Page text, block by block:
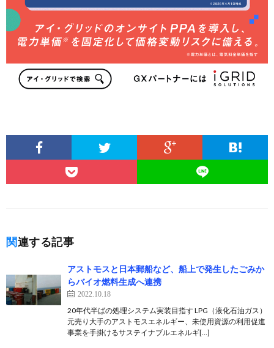
関連する記事
アストモスと日本郵船など、船上で発生したごみか
らバイオ燃料生成へ連携
2022.10.18
20年代半ばの処理システム実装目指す LPG（液化石油ガス）
元売り大手のアストモスエネルギー、未使用資源の利用促進
事業を手掛けるサステイナブルエネルギ[…]